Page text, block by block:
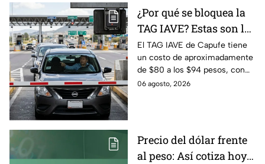
¿Por qué se bloquea la
TAG IAVE? Estas son las
razones por las que no
pasa en la caseta
El TAG IAVE de Capufe tiene
un costo de aproximadamente
de $80 a los $94 pesos, con
IVA incluido; te compartimos
06 agosto, 2026
Precio del dólar frente
al peso: Así cotiza hoy 6